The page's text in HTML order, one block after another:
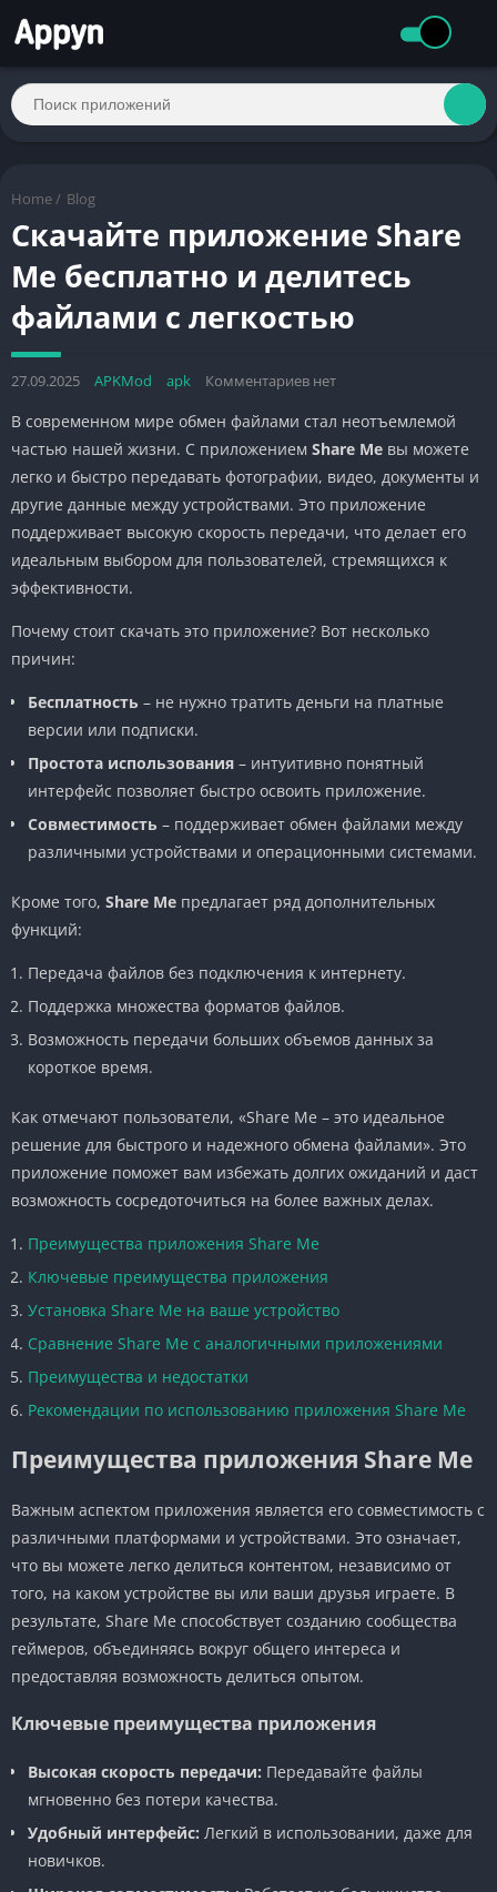
Home / Blog
Скачайте приложение Share
Me бесплатно и делитесь
файлами с легкостью
27.09.2025 APKMod apk Комментариев нет
В современном мире обмен файлами стал неотъемлемой
частью нашей жизни. С приложением Share Me вы можете
легко и быстро передавать фотографии, видео, документы и
другие данные между устройствами. Это приложение
поддерживает высокую скорость передачи, что делает его
идеальным выбором для пользователей, стремящихся к
эффективности.
Почему стоит скачать это приложение? Вот несколько
причин:
Бесплатность – не нужно тратить деньги на платные
версии или подписки.
Простота использования – интуитивно понятный
интерфейс позволяет быстро освоить приложение.
Совместимость – поддерживает обмен файлами между
различными устройствами и операционными системами.
Кроме того, Share Me предлагает ряд дополнительных
функций:
Передача файлов без подключения к интернету.
Поддержка множества форматов файлов.
Возможность передачи больших объемов данных за
короткое время.
Как отмечают пользователи, «Share Me – это идеальное
решение для быстрого и надежного обмена файлами». Это
приложение поможет вам избежать долгих ожиданий и даст
возможность сосредоточиться на более важных делах.
Преимущества приложения Share Me
Ключевые преимущества приложения
Установка Share Me на ваше устройство
Сравнение Share Me с аналогичными приложениями
Преимущества и недостатки
Рекомендации по использованию приложения Share Me
Преимущества приложения Share Me
Важным аспектом приложения является его совместимость с
различными платформами и устройствами. Это означает,
что вы можете легко делиться контентом, независимо от
того, на каком устройстве вы или ваши друзья играете. В
результате, Share Me способствует созданию сообщества
геймеров, объединяясь вокруг общего интереса и
предоставляя возможность делиться опытом.
Ключевые преимущества приложения
Высокая скорость передачи: Передавайте файлы
мгновенно без потери качества.
Удобный интерфейс: Легкий в использовании, даже для
новичков.